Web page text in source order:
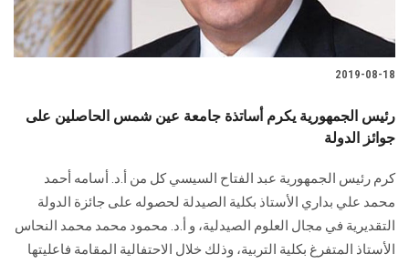
2019-08-18
رئيس الجمهورية يكرم أساتذة جامعة عين شمس الحاصلين على
جوائز الدولة
كرم رئيس الجمهورية عبد الفتاح السيسي كل من أ.د. أسامه أحمد
محمد علي بداري الأستاذ بكلية الصيدلة لحصوله على جائزة الدولة
التقديرية في مجال العلوم الصيدلية، و أ.د. محمود محمد محمد النحاس
الأستاذ المتفرغ بكلية التربية، وذلك خلال الاحتفالية المقامة فاعليتها